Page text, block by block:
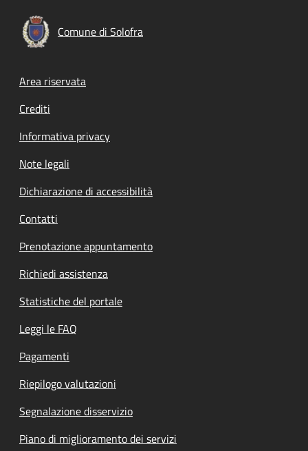
Comune di Solofra
Footer menu
Area riservata
Crediti
Informativa privacy
Note legali
Dichiarazione di accessibilità
Contatti
Prenotazione appuntamento
Richiedi assistenza
Statistiche del portale
Leggi le FAQ
Pagamenti
Riepilogo valutazioni
Segnalazione disservizio
Piano di miglioramento dei servizi